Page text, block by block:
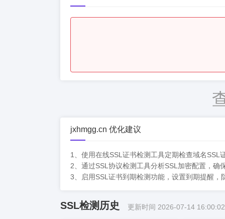
jxhmgg.cn 优化建议
1、使用在线SSL证书检测工具定期检查域名
2、通过SSL协议检测工具分析SSL加密配置，
3、启用SSL证书到期检测功能，设置到期提醒
SSL检测历史 更新时间 2026-07-14 16:00:02